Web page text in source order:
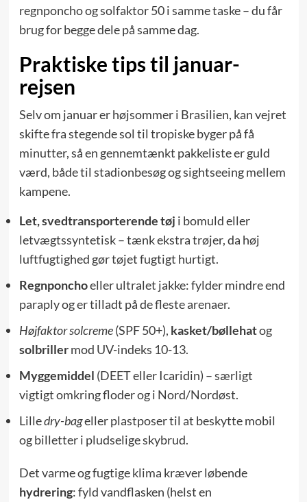
regnponcho og solfaktor 50 i samme taske – du får
brug for begge dele på samme dag.
Praktiske tips til januar-
rejsen
Selv om januar er højsommer i Brasilien, kan vejret
skifte fra stegende sol til tropiske byger på få
minutter, så en gennemtænkt pakkeliste er guld
værd, både til stadionbesøg og sightseeing mellem
kampene.
Let, svedtransporterende tøj i bomuld eller
letvægtssyntetisk – tænk ekstra trøjer, da høj
luftfugtighed gør tøjet fugtigt hurtigt.
Regnponchoeller ultralet jakke: fylder mindre end
paraply og er tilladt på de fleste arenaer.
Højfaktor solcreme(SPF 50+), kasket/bøllehatog
solbrillermod UV-indeks 10-13.
Myggemiddel (DEET eller Icaridin) – særligt
vigtigt omkring floder og i Nord/Nordøst.
Lilledry-bageller plastposer til at beskytte mobil
og billetter i pludselige skybrud.
Det varme og fugtige klima kræver løbende
hydrering: fyld vandflasken (helst en